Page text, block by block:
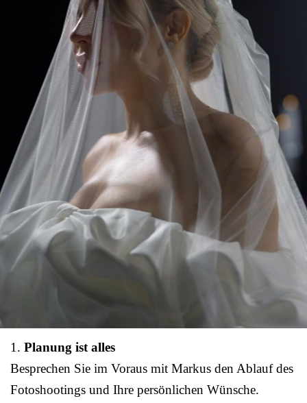
1. Planung ist alles
Besprechen Sie im Voraus mit Markus den Ablauf des
Fotoshootings und Ihre persönlichen Wünsche.